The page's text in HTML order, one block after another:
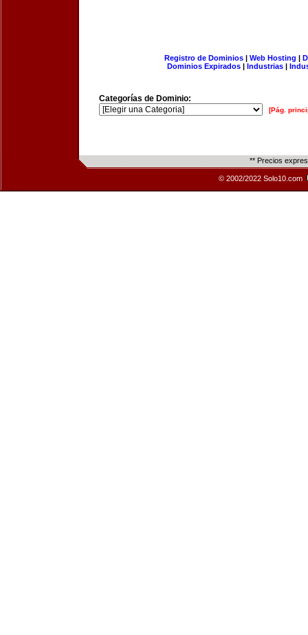
Registro de Dominios| Web Hosting |
Dominios Expirados | Industrias |
Categorías de Dominio:
[Pág.
** Precios
© 2002/2022 Solo10.com